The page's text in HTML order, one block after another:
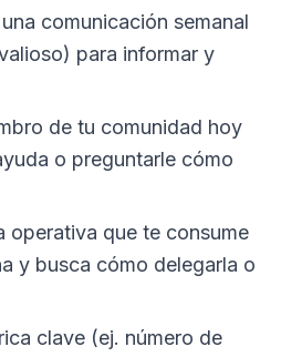
comunicación semanal
para informar y
de tu comunidad hoy
o preguntarle cómo
operativa que te consume
y busca cómo delegarla o
clave (ej. número de